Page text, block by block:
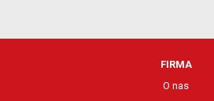
FIRMA
O nas